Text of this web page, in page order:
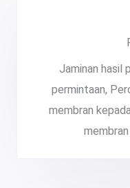
Jaminan hasil
permintaan,
membran